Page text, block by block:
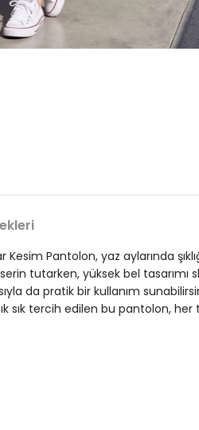
Kesim Pantolon, yaz aylarında
tutarken, yüksek bel
da pratik bir kullanım
sık tercih edilen bu pantolon,